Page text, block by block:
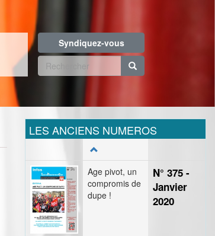
Syndiquez-vous
Formulaire
recherche
LES ANCIENS NUMEROS
Age pivot, un
compromis de
dupe !
N° 375 -
Janvier
2020